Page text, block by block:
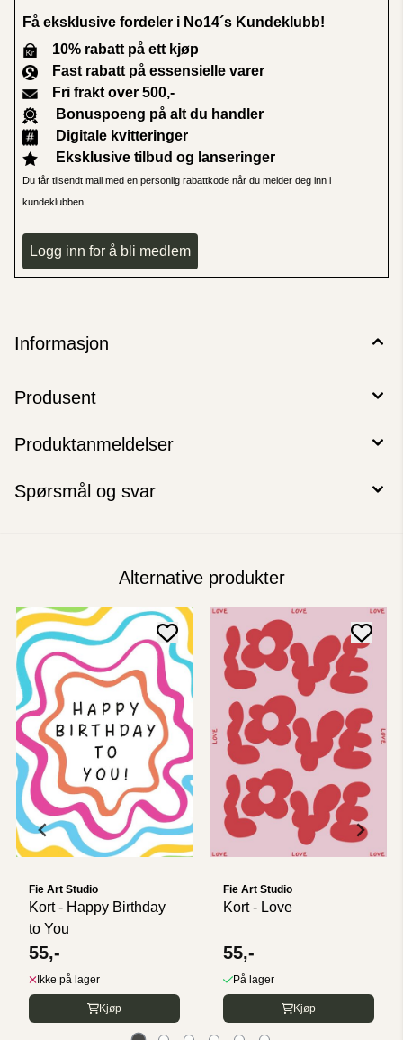
Få eksklusive fordeler i No14´s Kundeklubb!
10% rabatt på ett kjøp
Fast rabatt på essensielle varer
Fri frakt over 500,-
Bonuspoeng på alt du handler
Digitale kvitteringer
Eksklusive tilbud og lanseringer
Du får tilsendt mail med en personlig rabattkode når du melder deg inn i
kundeklubben.
Logg inn for å bli medlem
Informasjon
Produsent
Produktanmeldelser
Spørsmål og svar
Alternative produkter
Fie Art Studio
Kort - Happy Birthday
to You
55,-
Ikke på lager
Kjøp
Fie Art Studio
Kort - Love
55,-
På lager
Kjøp